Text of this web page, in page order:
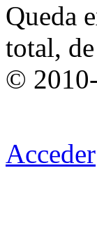
Queda
total,
©
Acceder